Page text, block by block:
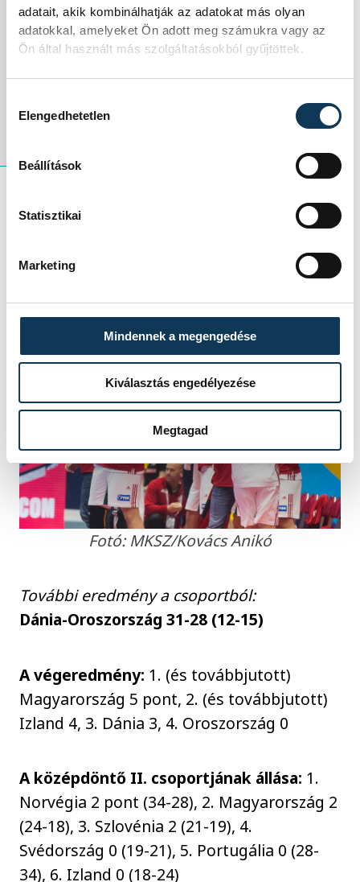
adatait, akik kombinálhatják az adatokat más olyan
adatokkal, amelyeket Ön adott meg számukra vagy az
Ön által használt más szolgáltatásokból gyűjtöttek.
Elengedhetetlen
Beállítások
Statisztikai
Marketing
Mindennek a megengedése
Kiválasztás engedélyezése
Megtagad
szerdán pedig
találkozik.
Az első két helyezett az elődöntőbe jut, a
játszhat.
Fotó: MKSZ/Kovács Anikó
További eredmény a csoportból:
Dánia-Oroszország 31-28 (12-15)
A végeredmény: 1. (és továbbjutott)
Magyarország 5 pont, 2. (és továbbjutott)
Izland 4, 3. Dánia 3, 4. Oroszország 0
A középdöntő II. csoportjának állása: 1.
Norvégia 2 pont (34-28), 2. Magyarország 2
(24-18), 3. Szlovénia 2 (21-19), 4.
Svédország 0 (19-21), 5. Portugália 0 (28-
34), 6. Izland 0 (18-24)